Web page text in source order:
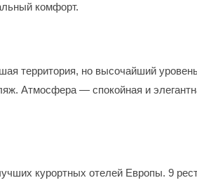
комфорт.
территория, но высочайший
Атмосфера — спокойная и
курортных отелей Европы. 9